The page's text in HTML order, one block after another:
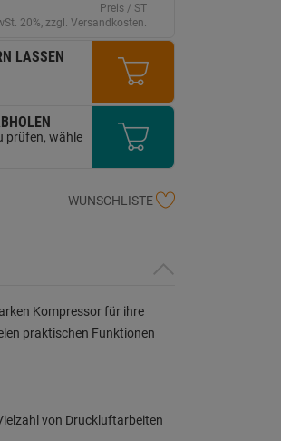
Preis / ST
20%, zzgl. Versandkosten.
LASSEN
prüfen, wähle
WUNSCHLISTE
Kompressor für ihre
praktischen Funktionen
von Druckluftarbeiten